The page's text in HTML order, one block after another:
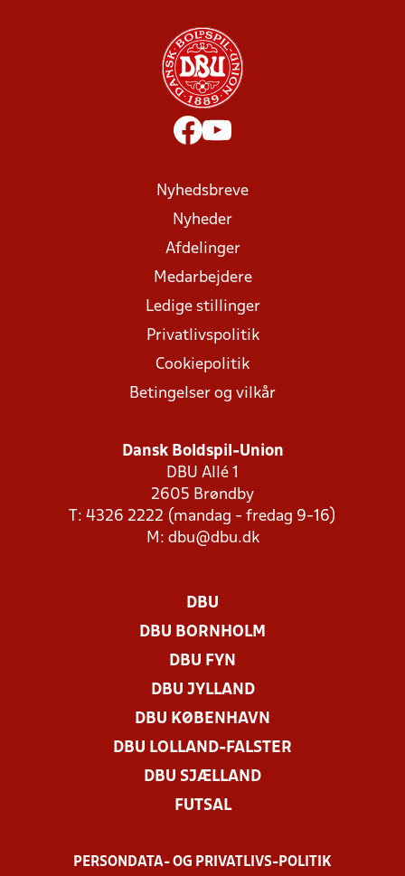
Nyhedsbreve
Nyheder
Afdelinger
Medarbejdere
Ledige stillinger
Privatlivspolitik
Cookiepolitik
Betingelser og vilkår
Dansk Boldspil-Union
DBU Allé 1
2605 Brøndby
T: 4326 2222 (mandag - fredag 9-16)
M: dbu@dbu.dk
DBU
DBU BORNHOLM
DBU FYN
DBU JYLLAND
DBU KØBENHAVN
DBU LOLLAND-FALSTER
DBU SJÆLLAND
FUTSAL
PERSONDATA- OG PRIVATLIVS-POLITIK